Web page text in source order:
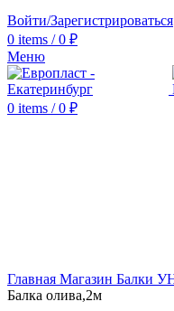
Войти/Зарегистрироваться
0 items / 0 ₽
Меню
0 items / 0 ₽
Главная Магазин Балки
Балка олива,2м